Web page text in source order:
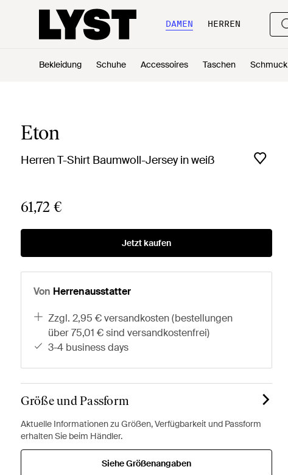
DAMEN HERREN
Bekleidung Schuhe Accessoires Taschen Schmuck
Eton
Herren T-Shirt Baumwoll-Jersey in weiß
61,72 €
Jetzt kaufen
Von Herrenausstatter
zzgl. 2,95 € versandkosten (bestellungen
über 75,01 € sind versandkostenfrei)
3-4 business days
Größe und Passform
Aktuelle Informationen zu Größen, Verfügbarkeit und Passform
erhalten Sie beim Händler.
Siehe Größenangaben